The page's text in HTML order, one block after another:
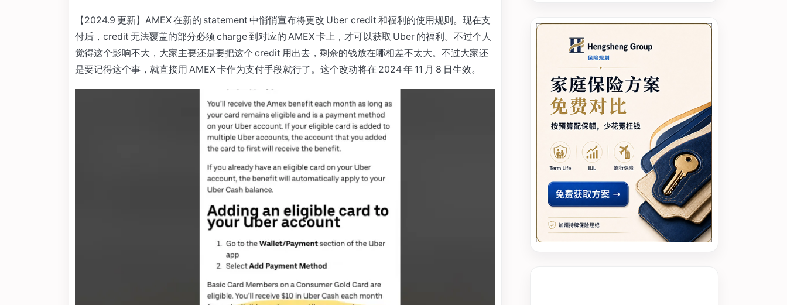
【2024.9 更新】AMEX 在新的 statement 中悄悄宣布将更改 Uber credit 和福利的使用规则。现在支
付后，credit 无法覆盖的部分必须 charge 到对应的 AMEX 卡上，才可以获取 Uber 的福利。不过个人
觉得这个影响不大，大家主要还是要把这个 credit 用出去，剩余的钱放在哪相差不太大。不过大家还
是要记得这个事，就直接用 AMEX 卡作为支付手段就行了。这个改动将在 2024 年 11 月 8 日生效。